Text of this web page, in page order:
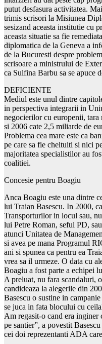
putut desfasura activitatea.
trimis scrisori la Misiunea
sesizand aceasta institutie cu
aceasta situatie sa fie
diplomatica de la Geneva a
de la Bucuresti despre
scrisoare a ministrului de
ca Sulfina Barbu sa se apuce
DEFICIENTE
Mediul este unul dintre
in perspectiva integrarii in
negocierilor cu europenii, tara
si 2006 cate 2,5 miliarde de
Problema cea mare este ca
pe care sa fie cheltuiti si nici
majoritatea specialistilor au
coalitiei.
Concesie pentru Boagiu
Anca Boagiu este una dintre
lui Traian Basescu. In 2000,
Transporturilor in locul sau,
lui Petre Roman, seful PD,
atunci Unitatea de
si avea pe mana Programul
ani si spunea ca pentru ea
vrea sa il urmeze. O data cu
Boagiu a fost parte a echipei
A preluat, nu fara scandaluri,
candideaza la alegerile din
Basescu o sustine in
se juca in fata blocului cu
Am regasit-o cand era inginer
pe santier”, a povestit
cei doi reprezentanti ADA